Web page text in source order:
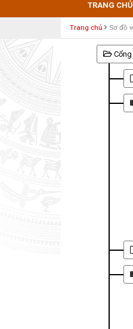
TRANG CHỦ
Trang chủ Sơ đồ